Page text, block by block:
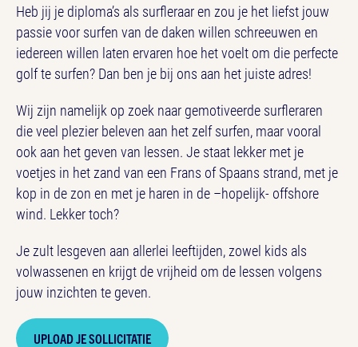
Heb jij je diploma’s als surfleraar en zou je het liefst jouw
passie voor surfen van de daken willen schreeuwen en
iedereen willen laten ervaren hoe het voelt om die perfecte
golf te surfen? Dan ben je bij ons aan het juiste adres!
Wij zijn namelijk op zoek naar gemotiveerde surfleraren
die veel plezier beleven aan het zelf surfen, maar vooral
ook aan het geven van lessen. Je staat lekker met je
voetjes in het zand van een Frans of Spaans strand, met je
kop in de zon en met je haren in de –hopelijk- offshore
wind. Lekker toch?
Je zult lesgeven aan allerlei leeftijden, zowel kids als
volwassenen en krijgt de vrijheid om de lessen volgens
jouw inzichten te geven.
UPLOAD JE SOLLICITATIE